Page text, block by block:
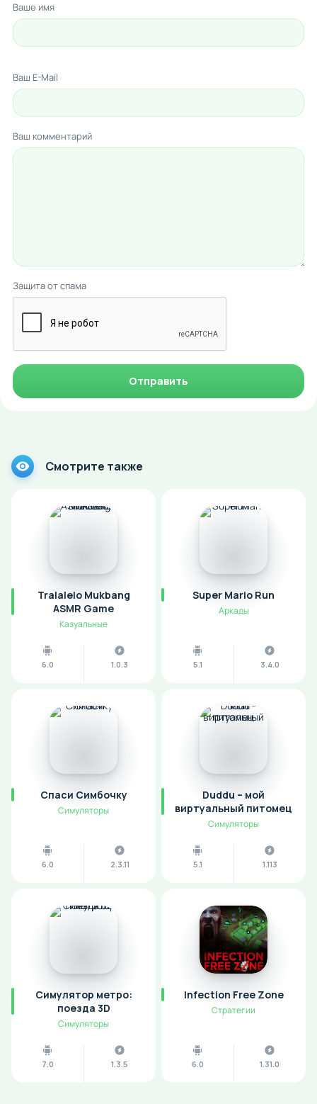
Ваше имя
Ваш E-Mail
Ваш комментарий
Защита от спама
Отправить
Смотрите также
Tralalelo Mukbang
ASMR Game
Казуальные
6.0 1.0.3
Super Mario Run
Аркады
5.1 3.4.0
Спаси Симбочку
Симуляторы
6.0 2.3.11
Duddu – мой
виртуальный питомец
Симуляторы
5.1 1.113
Симулятор метро:
поезда 3D
Симуляторы
7.0 1.3.5
Infection Free Zone
Стратегии
6.0 1.31.0